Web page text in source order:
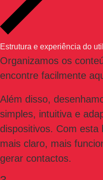
Estrutura e experiência do
Organizamos os
encontre facilmente
Além disso,
simples, intuitiva e
dispositivos. Com
mais claro, mais
gerar contactos.